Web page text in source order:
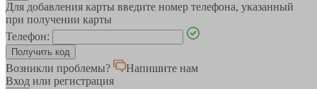
Для добавления карты введите номер телефона, указанный
при получении карты
Телефон:
Возникли проблемы?
Напишите нам
Вход или регистрация